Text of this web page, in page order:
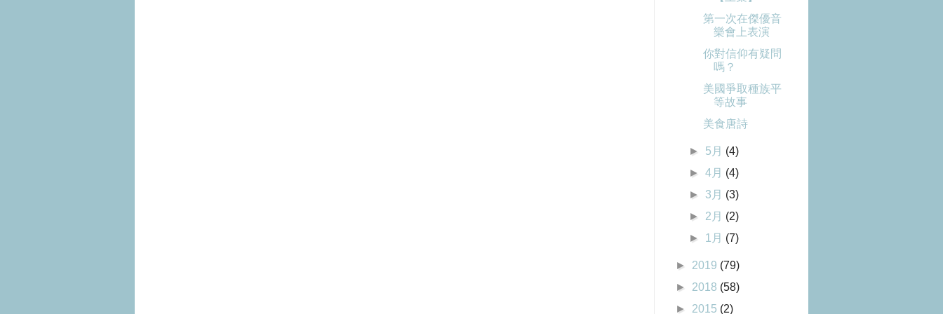
第一次在傑優音
樂會上表演
你對信仰有疑問
嗎？
美國爭取種族平
等故事
美食唐詩
► 5月 (4)
►4月 (4)
► 3月 (3)
► 2月 (2)
► 1月 (7)
► 2019 (79)
► 2018 (58)
► 2015 (2)